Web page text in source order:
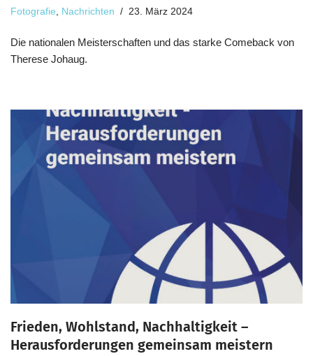
Fotografie Nachrichten 23. März 2024
Die nationalen Meisterschaften und das starke Comeback von
Therese Johaug.
Frieden, Wohlstand, Nachhaltigkeit –
Herausforderungen gemeinsam meistern